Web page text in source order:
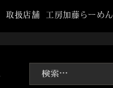
取扱店舗 工房加藤らーめん
索: